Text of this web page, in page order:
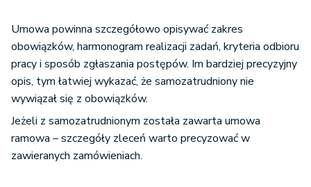
Umowa powinna szczegółowo opisywać zakres
obowiązków, harmonogram realizacji zadań, kryteria odbioru
pracy i sposób zgłaszania postępów. Im bardziej precyzyjny
opis, tym łatwiej wykazać, że samozatrudniony nie
wywiązał się z obowiązków.
Jeżeli z samozatrudnionym została zawarta umowa
ramowa – szczegóły zleceń warto precyzować w
zawieranych zamówieniach.